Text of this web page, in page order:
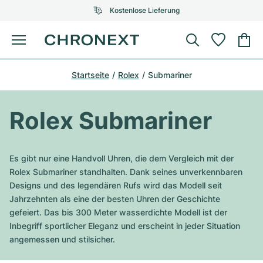
Kostenlose Lieferung
Menü
AUSGEWÄHLTE MARKEN
Alle Rolex Modelle
Top-Modelle
Air-King
Omega
Alle Omega Modelle
Top-Modelle
Patek Philippe
Alle Patek Philippe Modelle
Audemars Piguet
Cartier
Breitling
Certified Pre-Owned
Schmuck
AUSGEWÄHLTE MARKEN
Tiffany
Louis Vuitton
Gebauer & Gebauer
Van Cleef & Arpels
Neuzugänge
Service
Startseite Rolex Submariner
Rolex Submariner
Es gibt nur eine Handvoll Uhren, die dem Vergleich mit der
Rolex Submariner standhalten. Dank seines unverkennbaren
Designs und des legendären Rufs wird das Modell seit
Jahrzehnten als eine der besten Uhren der Geschichte
gefeiert. Das bis 300 Meter wasserdichte Modell ist der
Inbegriff sportlicher Eleganz und erscheint in jeder Situation
angemessen und stilsicher.